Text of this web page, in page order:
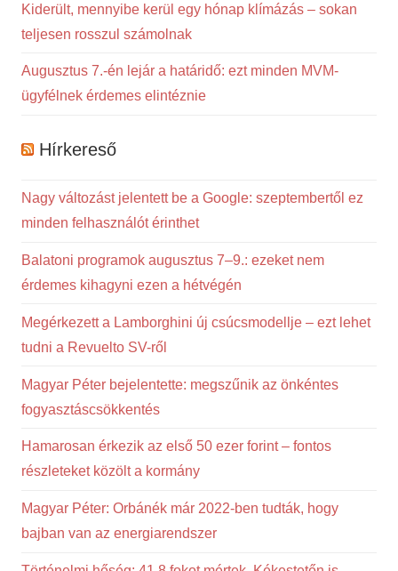
Kiderült, mennyibe kerül egy hónap klímázás – sokan
teljesen rosszul számolnak
Augusztus 7.-én lejár a határidő: ezt minden MVM-
ügyfélnek érdemes elintéznie
Hírkereső
Nagy változást jelentett be a Google: szeptembertől ez
minden felhasználót érinthet
Balatoni programok augusztus 7–9.: ezeket nem
érdemes kihagyni ezen a hétvégén
Megérkezett a Lamborghini új csúcsmodellje – ezt lehet
tudni a Revuelto SV-ről
Magyar Péter bejelentette: megszűnik az önkéntes
fogyasztáscsökkentés
Hamarosan érkezik az első 50 ezer forint – fontos
részleteket közölt a kormány
Magyar Péter: Orbánék már 2022-ben tudták, hogy
bajban van az energiarendszer